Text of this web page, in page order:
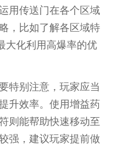
用传送门在各个区域
，比如了解各区域特
大化利用高爆率的优
特别注意，玩家应当
升效率。使用增益药
则能帮助快速移动至
强，建议玩家提前做